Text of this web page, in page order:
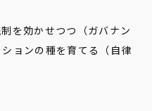
を効かせつつ（ガバナン
ョンの種を育てる（自律